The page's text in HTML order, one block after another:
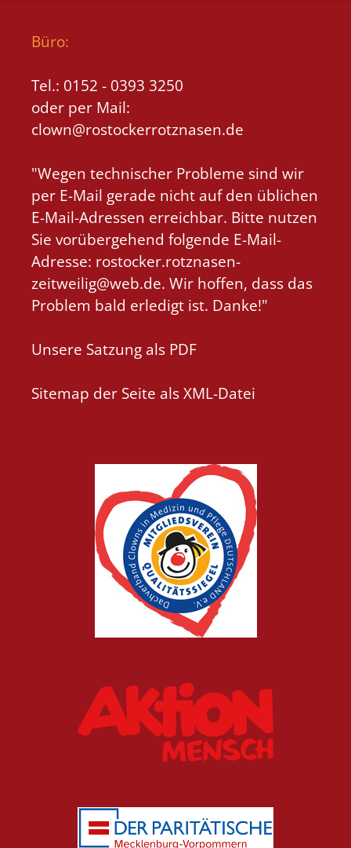
Büro:
Tel.: 0152 - 0393 3250
oder per Mail:
clown@rostockerrotznasen.de
"Wegen technischer Probleme sind wir
per E-Mail gerade nicht auf den üblichen
E-Mail-Adressen erreichbar. Bitte nutzen
Sie vorübergehend folgende E-Mail-
Adresse: rostocker.rotznasen-
zeitweilig@web.de. Wir hoffen, dass das
Problem bald erledigt ist. Danke!"
Unsere Satzung als PDF
Sitemap der Seite als XML-Datei